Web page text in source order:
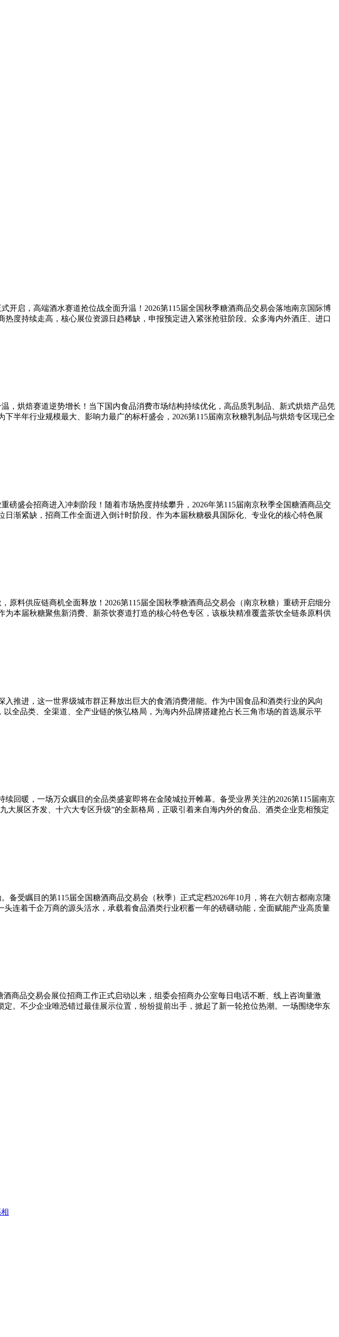
启，高端酒水赛道抢位战全面升温！2026第115届全国秋季糖酒商品交易会落地南京国际博
度持续走高，核心展位资源日趋稀缺，申报预定进入紧张抢驻阶段。众多海内外酒庄、进口
，烘焙赛道逆势增长！当下国内食品消费市场结构持续优化，高品质乳制品、新式烘焙产品凭
半年行业规模最大、影响力最广的标杆盛会，2026第115届南京秋糖乳制品与烘焙专区现已全
盛会招商进入冲刺阶段！随着市场热度持续攀升，2026年第115届南京秋季全国糖酒商品交
渐紧缺，招商工作全面进入倒计时阶段。作为本届秋糖极具国际化、专业化的核心特色展
料供应链商机全面释放！2026第115届全国秋季糖酒商品交易会（南京秋糖）重磅开启细分
本届秋糖聚焦新消费、新茶饮赛道打造的核心特色专区，该板块精准覆盖茶饮全链条原料供
推进，这一世界级城市群正释放出巨大的食酒消费潜能。作为中国食品和酒类行业的风向
全品类、全渠道、全产业链的恢弘格局，为海内外品牌搭建抢占长三角市场的首选展示平
回暖，一场万众瞩目的全品类盛宴即将在金陵城拉开帷幕。备受业界关注的2026第115届南京
展区齐发、十六大专区升级”的全新格局，正吸引着来自海内外的食品、酒类企业竞相预定
受瞩目的第115届全国糖酒商品交易会（秋季）正式定档2026年10月，将在六朝古都南京隆
连着千企万商的源头活水，承载着食品酒类行业积蓄一年的磅礴动能，全面赋能产业高质量
商品交易会展位招商工作正式启动以来，组委会招商办公室每日电话不断、线上咨询量激
。不少企业唯恐错过最佳展示位置，纷纷提前出手，掀起了新一轮抢位热潮。一场围绕华东